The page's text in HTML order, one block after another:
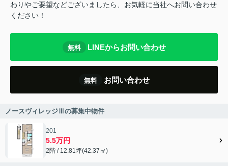
わりやご要望などございましたら、お気軽に当社へお問い合わせ
ください！
無料 LINEからお問い合わせ
無料 お問い合わせ
ノースヴィレッジⅢの募集中物件
201
5.5万円
2階 / 12.81坪(42.37㎡)